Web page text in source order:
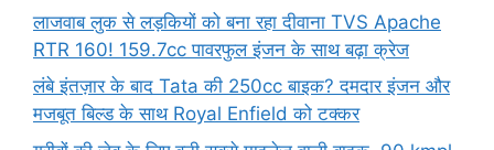
लाजवाब लुक से लड़कियों को बना रहा दीवाना TVS Apache
RTR 160! 159.7cc पावरफुल इंजन के साथ बढ़ा क्रेज
लंबे इंतज़ार के बाद Tata की 250cc बाइक? दमदार इंजन और
मजबूत बिल्ड के साथ Royal Enfield को टक्कर